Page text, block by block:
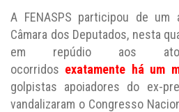
A FENASPS participou de
Câmara dos Deputados, nesta
em repúdio aos atos
ocorridos exatamente há um
golpistas apoiadores do ex-
vandalizaram o Congresso